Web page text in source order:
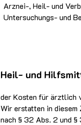
Arznei-, Heil- und
Untersuchungs- und
Heil- und
der Kosten für ärztlich
Wir erstatten in diesem
nach § 32 Abs. 2 und